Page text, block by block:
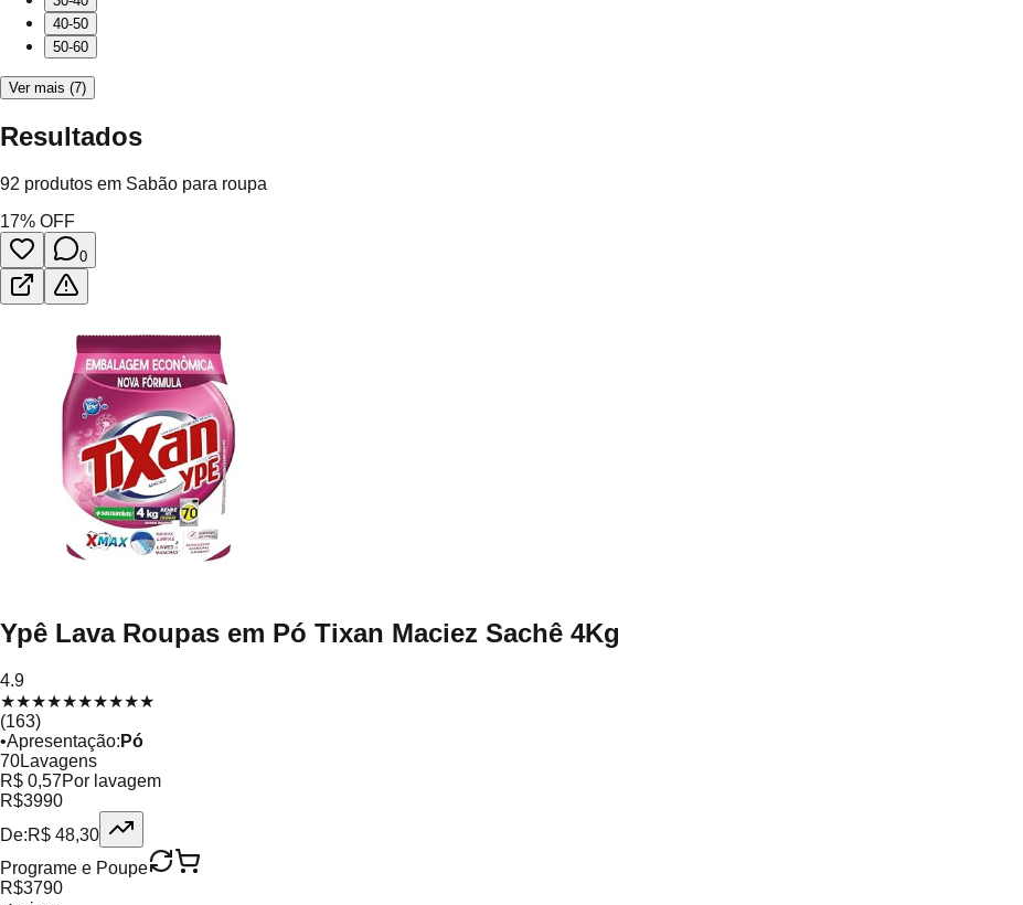
40-50
50-60
Ver mais (7)
Resultados
92 produtos em Sabão para roupa
17% OFF
0
Ypê Lava Roupas em Pó Tixan Maciez Sachê 4Kg
4.9
★★★★★★★★★★
(163)
•Apresentação: Pó
70Lavagens
R$ 0,57Por lavagem
R$3990
De:R$ 48,30
Programe e Poupe
R$3790